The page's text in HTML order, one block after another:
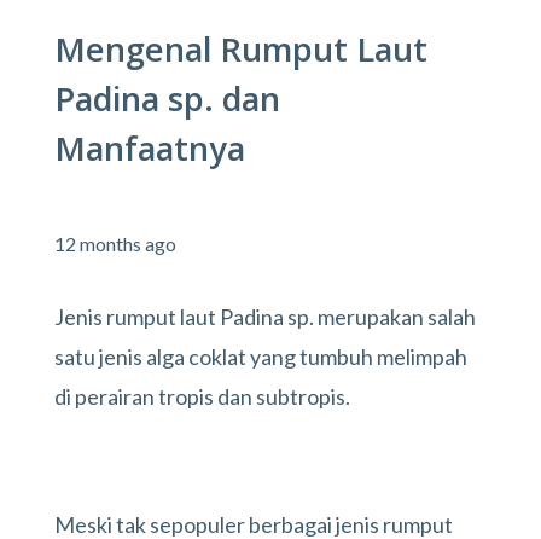
Mengenal Rumput Laut
Padina sp. dan
Manfaatnya
12 months ago
Jenis rumput laut Padina sp. merupakan salah
satu jenis alga coklat yang tumbuh melimpah
di perairan tropis dan subtropis.
Meski tak sepopuler berbagai jenis rumput